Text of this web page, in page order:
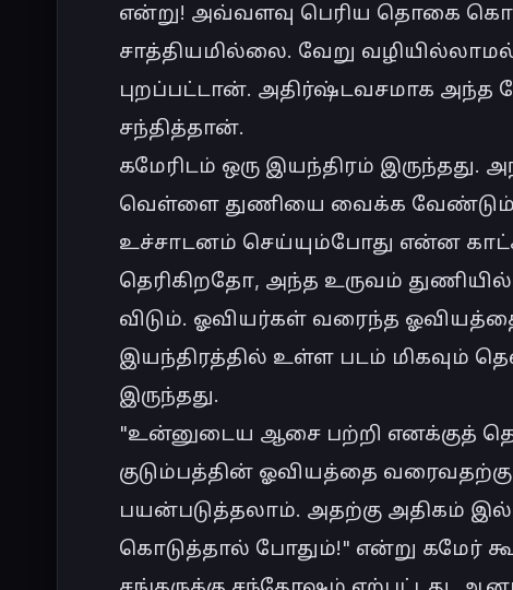
என்று! அவ்வளவு பெரிய தொகை
சாத்தியமில்லை. வேறு வழியில்லாமல்
புறப்பட்டான். அதிர்ஷ்டவசமாக அந்த
சந்தித்தான்.
கமேரிடம் ஒரு இயந்திரம் இருந்தது.
வெள்ளை துணியை வைக்க வேண்டும்,
உச்சாடனம் செய்யும்போது என்ன
தெரிகிறதோ, அந்த உருவம் துணியில்
விடும். ஓவியர்கள் வரைந்த
இயந்திரத்தில் உள்ள படம் மிகவும்
இருந்தது.
"உன்னுடைய ஆசை பற்றி எனக்குத்
குடும்பத்தின் ஓவியத்தை
பயன்படுத்தலாம். அதற்கு அதிகம்
கொடுத்தால் போதும்!" என்று கமேர்